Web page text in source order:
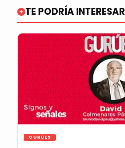
TE PODRÍA INTERESAR
GURÚES